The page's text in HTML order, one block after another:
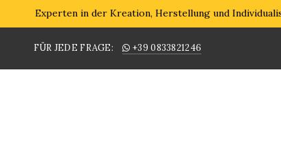
Experten in der Kreation, Herstellung und
FÜR JEDE FRAGE: +39 0833821246